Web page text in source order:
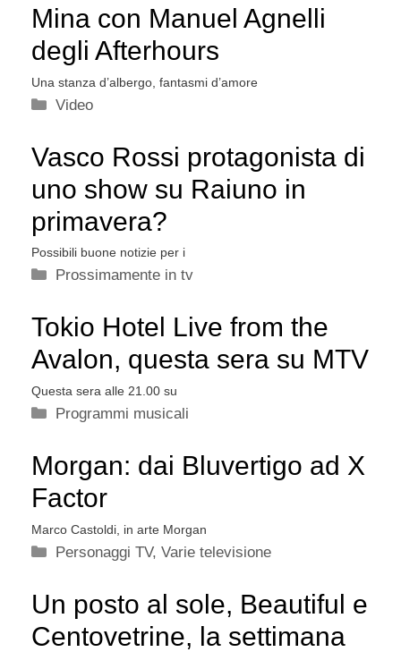
Mina con Manuel Agnelli
degli Afterhours
Una stanza d’albergo, fantasmi d’amore
Categorie
Video
Vasco Rossi protagonista di
uno show su Raiuno in
primavera?
Possibili buone notizie per i
Categorie
Prossimamente in tv
Tokio Hotel Live from the
Avalon, questa sera su MTV
Questa sera alle 21.00 su
Categorie
Programmi musicali
Morgan: dai Bluvertigo ad X
Factor
Marco Castoldi, in arte Morgan
Categorie
Personaggi TV,Varie televisione
Un posto al sole, Beautiful e
Centovetrine, la settimana